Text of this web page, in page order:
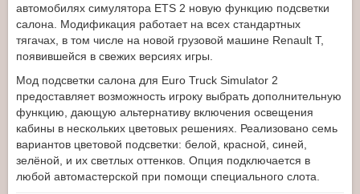
автомобилях симулятора ETS 2 новую функцию подсветки
салона. Модификация работает на всех стандартных
тягачах, в том числе на новой грузовой машине Renault T,
появившейся в свежих версиях игры.
Мод подсветки салона для Euro Truck Simulator 2
предоставляет возможность игроку выбрать дополнительную
функцию, дающую альтернативу включения освещения
кабины в нескольких цветовых решениях. Реализовано семь
вариантов цветовой подсветки: белой, красной, синей,
зелёной, и их светлых оттенков. Опция подключается в
любой автомастерской при помощи специального слота.